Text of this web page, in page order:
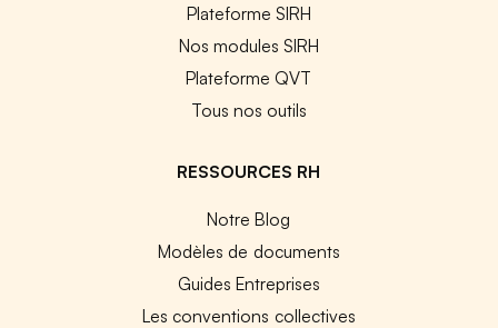
Plateforme SIRH
Nos modules SIRH
Plateforme QVT
Tous nos outils
RESSOURCES RH
Notre Blog
Modèles de documents
Guides Entreprises
Les conventions collectives